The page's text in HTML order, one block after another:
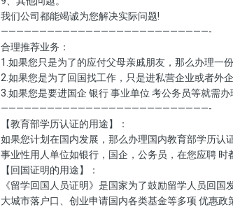
我们公司都能竭诚为您解决实际问题!
———————————————————————————-
合理推荐业务：
1.如果您只是为了的应付父母亲戚朋友，那么办理一
2.如果您是为了回国找工作，只是进私营企业或者外
3.如果您是要进国企 银行 事业单位 考公务员等就需办
———————————————————————————-
【教育部学历认证的用途】：
如果您计划在国内发展，那么办理国内教育部学历认
事业性用人单位如银行，国企，公务员，在您应聘 时
【回国证明的用途】：
《留学回国人员证明》是国家为了鼓励留学人员回
大城市落户口、创业申请国内各类基金等多项 优惠政